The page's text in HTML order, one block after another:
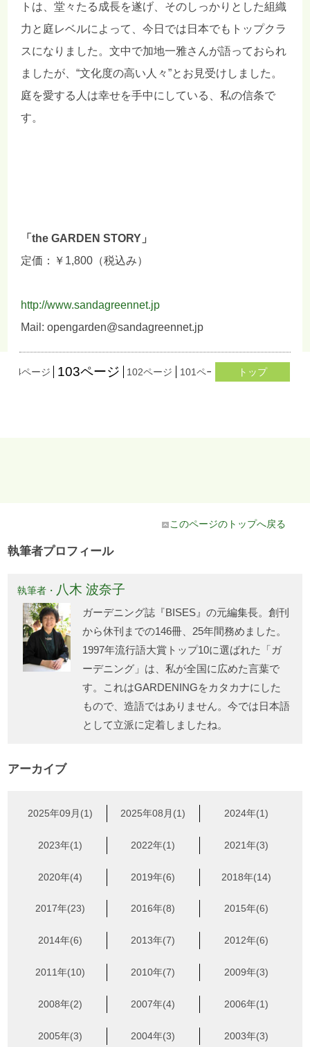
トは、堂々たる成長を遂げ、そのしっかりとした組織
力と庭レベルによって、今日では日本でもトップクラ
スになりました。文中で加地一雅さんが語っておられ
ましたが、“文化度の高い人々”とお見受けしました。
庭を愛する人は幸せを手中にしている、私の信条で
す。
「the GARDEN STORY」
定価：￥1,800（税込み）
http://www.sandagreennet.jp
Mail: opengarden@sandagreennet.jp
104ページ 103ページ 102ページ 101ページ 100ページ
トップ
このページのトップへ戻る
執筆者プロフィール
執筆者・ 八木 波奈子
ガーデニング誌『BISES』の元編集長。創刊
から休刊までの146冊、25年間務めました。
1997年流行語大賞トップ10に選ばれた「ガ
ーデニング」は、私が全国に広めた言葉で
す。これはGARDENINGをカタカナにした
もので、造語ではありません。今では日本語
として立派に定着しましたね。
アーカイブ
2025年09月(1) 2025年08月(1) 2024年(1)
2023年(1) 2022年(1) 2021年(3)
2020年(4) 2019年(6) 2018年(14)
2017年(23) 2016年(8) 2015年(6)
2014年(6) 2013年(7) 2012年(6)
2011年(10) 2010年(7) 2009年(3)
2008年(2) 2007年(4) 2006年(1)
2005年(3) 2004年(3) 2003年(3)